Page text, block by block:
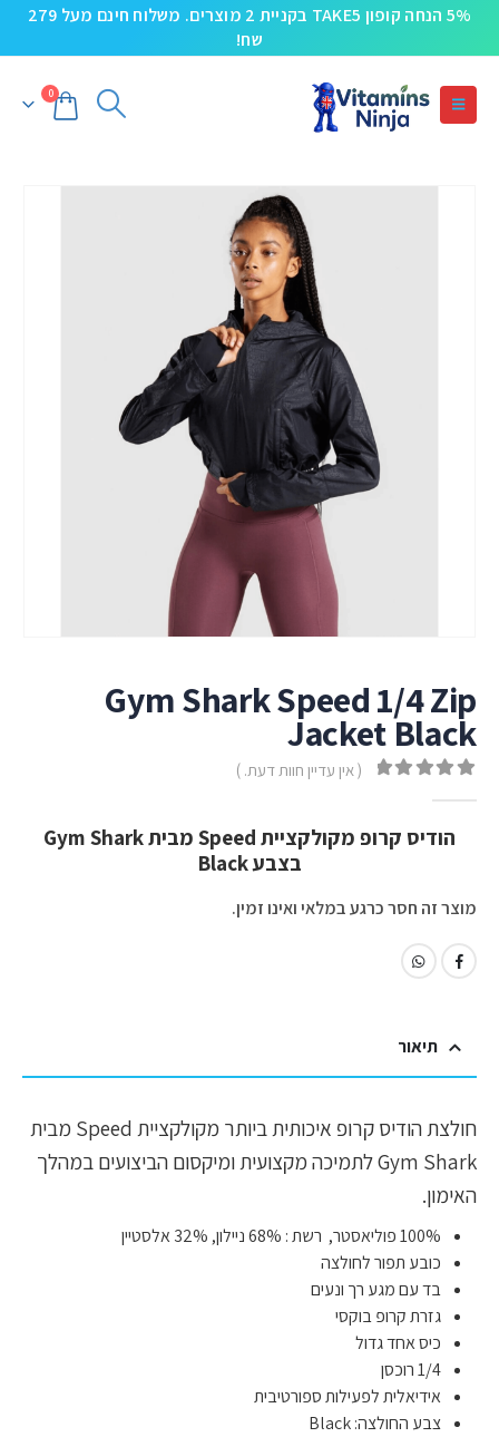
5% הנחה קופון TAKE5 בקניית 2 מוצרים. משלוח חינם מעל 279
שח!
0
Gym Shark Speed 1/4 Zip
Jacket Black
( אין עדיין חוות דעת. )
הודיס קרופ מקולקציית Speed מבית Gym Shark
בצבע Black
מוצר זה חסר כרגע במלאי ואינו זמין.
תיאור
חולצת הודיס קרופ איכותית ביותר מקולקציית Speed מבית
Gym Shark לתמיכה מקצועית ומיקסום הביצועים במהלך
האימון.
100% פוליאסטר, רשת : 68% ניילון, 32% אלסטיין
כובע תפור לחולצה
בד עם מגע רך ונעים
גזרת קרופ בוקסי
כיס אחד גדול
1/4 רוכסן
אידיאלית לפעילות ספורטיבית
צבע החולצה: Black